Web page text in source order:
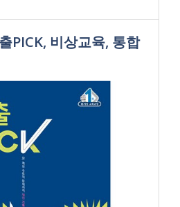
PICK, 비상교육, 통합